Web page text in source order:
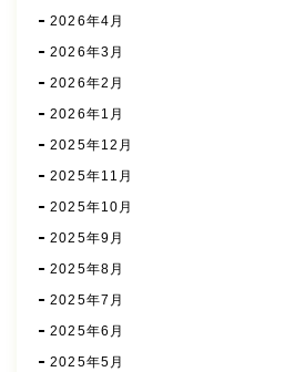
2026年4月
2026年3月
2026年2月
2026年1月
2025年12月
2025年11月
2025年10月
2025年9月
2025年8月
2025年7月
2025年6月
2025年5月